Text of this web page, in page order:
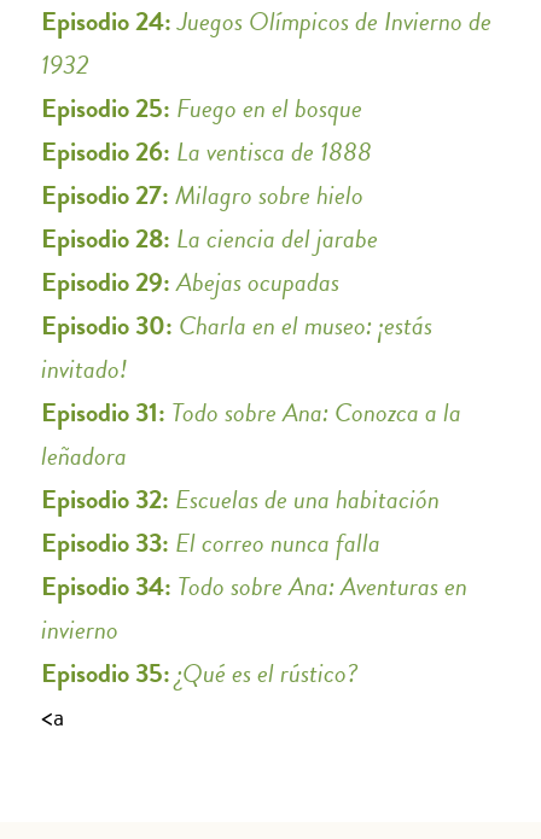
Episodio 24:Juegos Olímpicos de Invierno de
1932
Episodio 25: Fuego en el bosque
Episodio 26: La ventisca de 1888
Episodio 27:Milagro sobre hielo
Episodio 28: La ciencia del jarabe
Episodio 29:Abejas ocupadas
Episodio 30: Charla en el museo: ¡estás
invitado!
Episodio 31: Todo sobre Ana: Conozca a la
leñadora
Episodio 32: Escuelas de una habitación
Episodio 33: El correo nunca falla
Episodio 34: Todo sobre Ana: Aventuras en
invierno
Episodio 35:¿Qué es el rústico?
<a